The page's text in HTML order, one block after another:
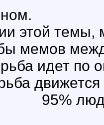
этой темы,
мемов
идет по
95%